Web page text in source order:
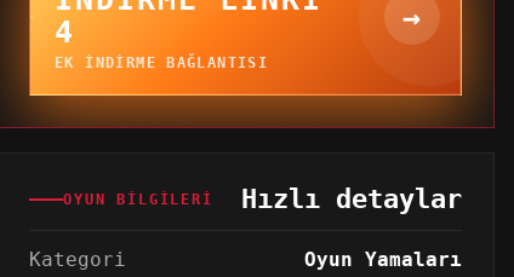
4
EK INDIRME BAĞLANTISI
→
OYUN BILGILERI Hızlı detaylar
Kategori Oyun Yamaları